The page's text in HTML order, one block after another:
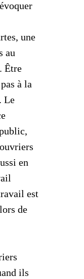
une
au
Être
à la
Le
en
est
de
ils